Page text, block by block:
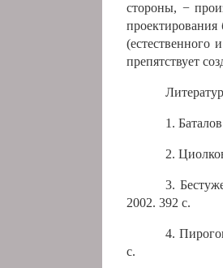
стороны, −
проектирования
(естественного
препятствует
1.
2.
3.
2002. 392 с.
4.
с.